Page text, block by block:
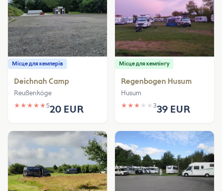
Місце для кемперів
Deichnah Camp
Reußenköge
★ ★ ★ ★ ★520 EUR
Місце для кемпінгу
Regenbogen Husum
Husum
★ ★ ★ ★ ★ 339 EUR